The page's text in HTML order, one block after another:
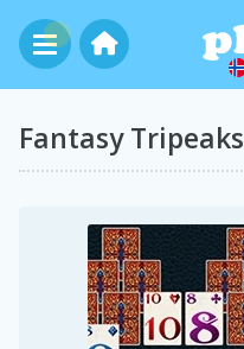
Fantasy Tripeaks